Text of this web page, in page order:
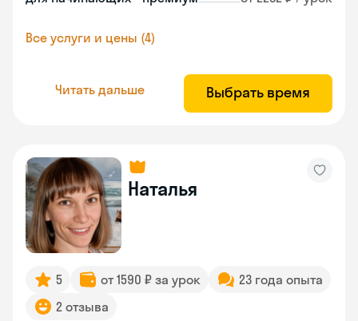
Все услуги и цены (4)
Читать дальше Выбрать время
Наталья
5 от 1590 ₽ за урок
23 года опыта
2 отзыва